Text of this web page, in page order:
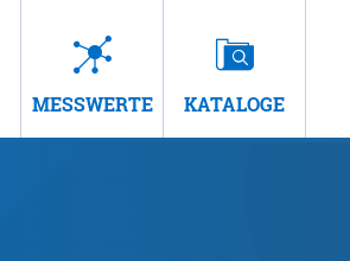
MESSWERTE KATALOGE